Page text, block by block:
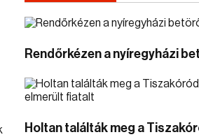
Rendőrkézen a nyíregyházi
Holtan találták meg a